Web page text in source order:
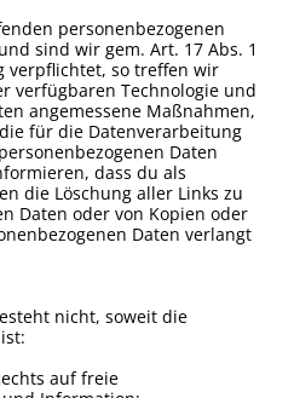
personenbezogenen
sind wir gem. Art. 17 Abs. 1
verpflichtet, so treffen wir
verfügbaren Technologie und
angemessene Maßnahmen,
für die Datenverarbeitung
Daten
dass du als
die Löschung aller Links zu
Daten oder von Kopien oder
Daten verlangt
nicht, soweit die
auf freie